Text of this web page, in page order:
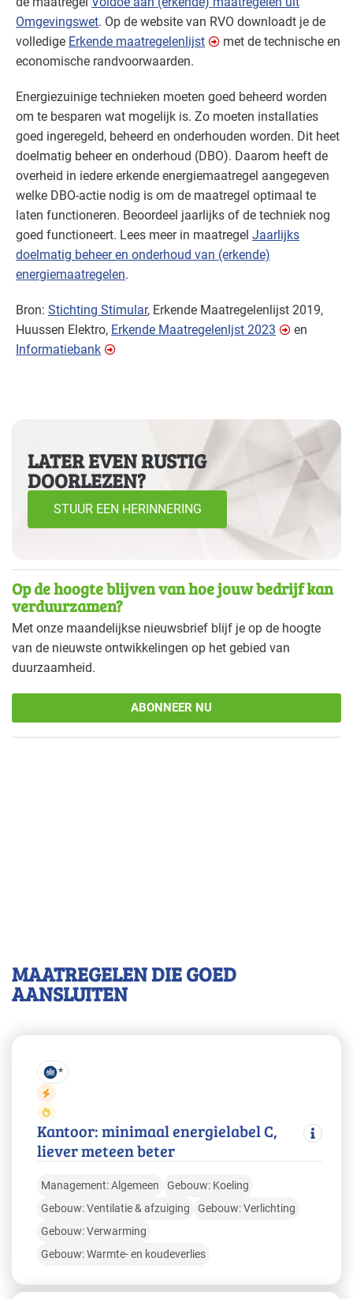
Omgevingswet. Op de website van RVO downloadt je de
volledige Erkende maatregelenlijst
met de technische en
economische randvoorwaarden.
Energiezuinige technieken moeten goed beheerd worden
om te besparen wat mogelijk is. Zo moeten installaties
goed ingeregeld, beheerd en onderhouden worden. Dit heet
doelmatig beheer en onderhoud (DBO). Daarom heeft de
overheid in iedere erkende energiemaatregel aangegeven
welke DBO-actie nodig is om de maatregel optimaal te
laten functioneren. Beoordeel jaarlijks of de techniek nog
goed functioneert. Lees meer in maatregel Jaarlijks
doelmatig beheer en onderhoud van (erkende)
energiemaatregelen.
Bron: Stichting Stimular, Erkende Maatregelenlijst 2019,
Huussen Elektro, Erkende Maatregelenljst 2023
en
Informatiebank
LATER EVEN RUSTIG
DOORLEZEN?
STUUR EEN HERINNERING
Op de hoogte blijven van hoe jouw bedrijf kan
verduurzamen?
Met onze maandelijkse nieuwsbrief blijf je op de hoogte
van de nieuwste ontwikkelingen op het gebied van
duurzaamheid.
ABONNEER NU
MAATREGELEN DIE GOED
AANSLUITEN
Kantoor: minimaal energielabel C,
liever meteen beter
Management: Algemeen
Gebouw: Koeling
Gebouw: Ventilatie & afzuiging
Gebouw: Verlichting
Gebouw: Verwarming
Gebouw: Warmte- en koudeverlies
*